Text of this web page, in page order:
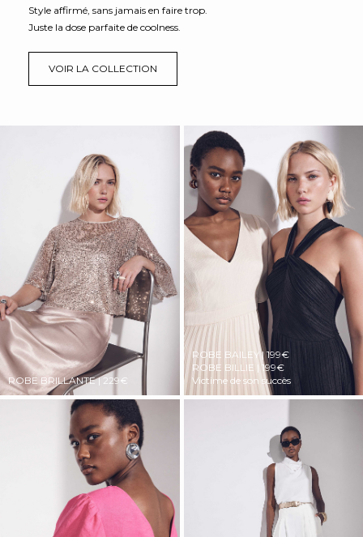
Style affirmé, sans jamais en faire trop.
Juste la dose parfaite de coolness.
VOIR LA COLLECTION
ROBE BRILLANTE | 229€
ROBE BAILEY | 199€
ROBE BILLIE | 199€
Victime de son succès